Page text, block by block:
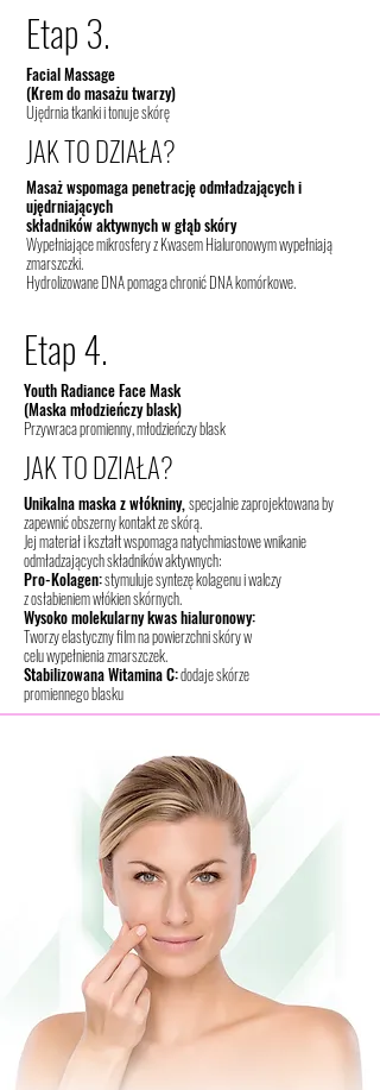
Etap 3.
Facial Massage
(Krem do masażu twarzy)
Ujędrnia tkanki i tonuje skórę
JAK TO DZIAŁA?
Masaż wspomaga penetrację odmładzających i
ujędrniających
składników aktywnych w głąb skóry
Wypełniające mikrosfery z Kwasem Hialuronowym wypełniają
zmarszczki.
Hydrolizowane DNA pomaga chronić DNA komórkowe.
Etap 4.
Youth Radiance Face Mask
(Maska młodzieńczy blask)
Przywraca promienny, młodzieńczy blask
JAK TO DZIAŁA?
Unikalna maska z włókniny,specjalnie zaprojektowana by
zapewnić obszerny kontakt ze skórą.
Jej materiał i kształt wspomaga natychmiastowe wnikanie
odmładzających składników aktywnych:
Pro-Kolagen:stymuluje syntezę kolagenu i walczy
z osłabieniem włókien skórnych.
Wysoko molekularny kwas hialuronowy:
Tworzy elastyczny film na powierzchni skóry w
celu wypełnienia zmarszczek.
Stabilizowana Witamina C:dodaje skórze
promiennego blasku